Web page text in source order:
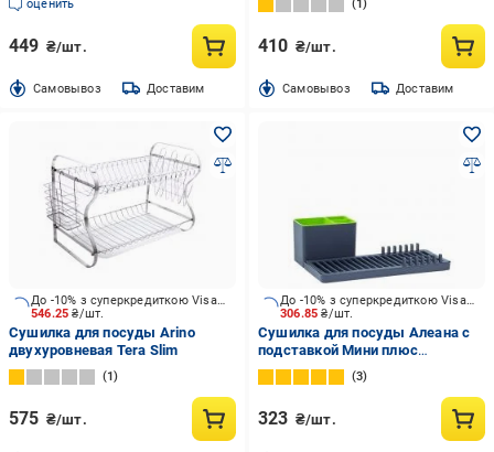
бортом
оценить
449 ₴/шт.
Cамовывоз Доставим
1
410 ₴/шт.
Cамовывоз Доставим
546.25₴/шт.
До -10% з суперкредиткою Visa Вигода
Сушилка для посуды Arino
двухуровневая Tera Slim
1
575 ₴/шт.
306.85₴/шт.
До -10% з суперкредиткою Visa Вигода
Сушилка для посуды Алеана с
подставкой Мини плюс
36,5х15,5х12,0 см
3
323 ₴/шт.